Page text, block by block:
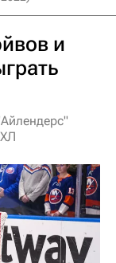
и